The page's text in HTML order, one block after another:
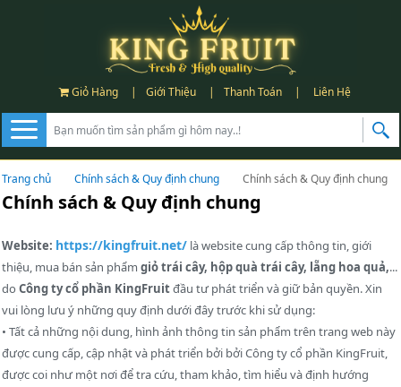
Giỏ Hàng | Giới Thiệu | Thanh Toán | Liên Hệ
Trang chủ Chính sách & Quy định chung Chính sách & Quy định chung
Chính sách & Quy định chung
Website: https://kingfruit.net/ là website cung cấp thông tin, giới
thiệu, mua bán sản phẩm giỏ trái cây, hộp quà trái cây, lẵng hoa quả,...
do Công ty cổ phần KingFruitđầu tư phát triển và giữ bản quyền. Xin
vui lòng lưu ý những quy định dưới đây trước khi sử dụng:
• Tất cả những nội dung, hình ảnh thông tin sản phẩm trên trang web này
được cung cấp, cập nhật và phát triển bởi bởiCông ty cổ phần KingFruit,
được coi như một nơi để tra cứu, tham khảo, tìm hiểu và định hướng